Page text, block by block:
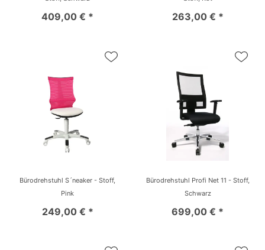
409,00 € * 263,00 € *
Bürodrehstuhl S´neaker - Stoff,
Pink
249,00 € *
Bürodrehstuhl Profi Net 11 - Stoff,
Schwarz
699,00 € *